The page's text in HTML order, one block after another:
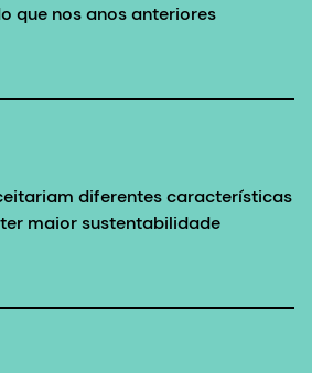
que nos anos anteriores
diferentes características
maior sustentabilidade